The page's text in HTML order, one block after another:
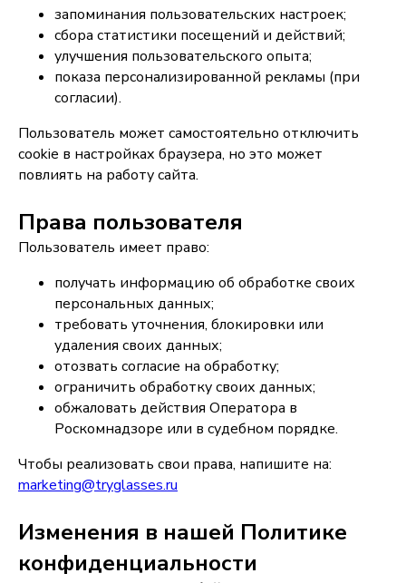
запоминания пользовательских настроек;
сбора статистики посещений и действий;
улучшения пользовательского опыта;
показа персонализированной рекламы (при
согласии).
Пользователь может самостоятельно отключить
cookie в настройках браузера, но это может
повлиять на работу сайта.
Права пользователя
Пользователь имеет право:
получать информацию об обработке своих
персональных данных;
требовать уточнения, блокировки или
удаления своих данных;
отозвать согласие на обработку;
ограничить обработку своих данных;
обжаловать действия Оператора в
Роскомнадзоре или в судебном порядке.
Чтобы реализовать свои права, напишите на:
marketing@tryglasses.ru
Изменения в нашей Политике
конфиденциальности